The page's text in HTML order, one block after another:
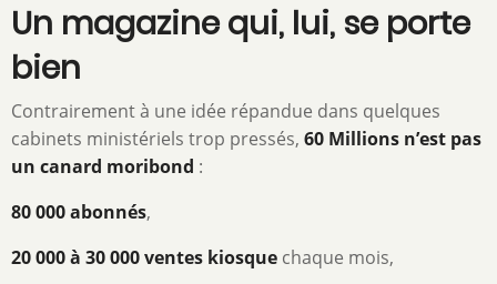
Un magazine qui, lui, se porte
bien
Contrairement à une idée répandue dans quelques
cabinets ministériels trop pressés, 60 Millions n’est pas
un canard moribond :
80 000 abonnés,
20 000 à 30 000 ventes kiosque chaque mois,